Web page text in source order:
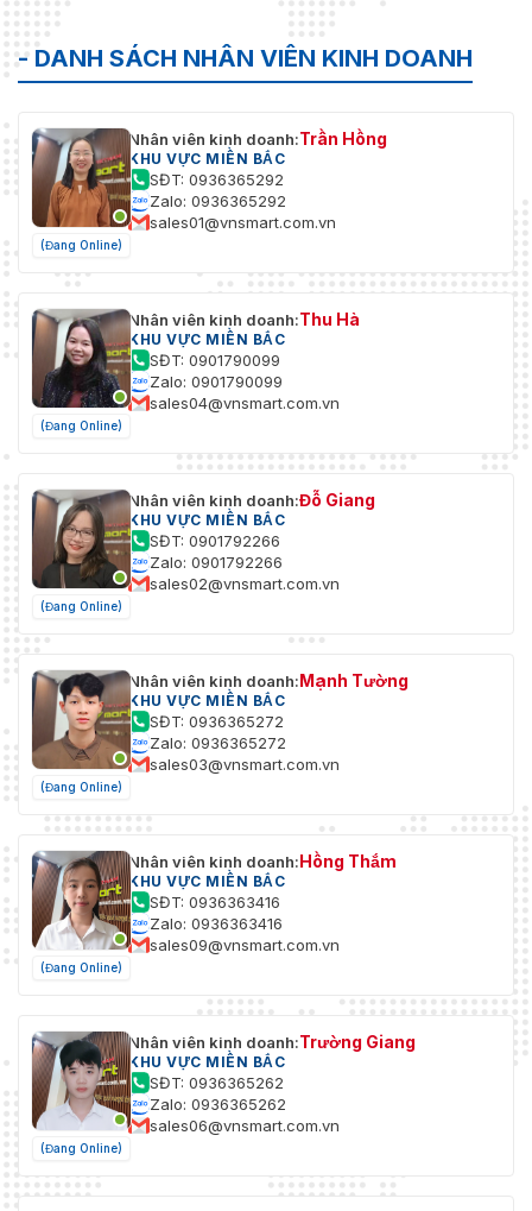
- DANH SÁCH NHÂN VIÊN KINH DOANH
(Đang Online)
Nhân viên kinh doanh:Trần Hồng
KHU VỰC MIỀN BẮC
SĐT: 0936365292
Zalo: 0936365292
sales01@vnsmart.com.vn
(Đang Online)
Nhân viên kinh doanh:Thu Hà
KHU VỰC MIỀN BẮC
SĐT: 0901790099
Zalo: 0901790099
sales04@vnsmart.com.vn
(Đang Online)
Nhân viên kinh doanh:Đỗ Giang
KHU VỰC MIỀN BẮC
SĐT: 0901792266
Zalo: 0901792266
sales02@vnsmart.com.vn
(Đang Online)
Nhân viên kinh doanh:Mạnh Tường
KHU VỰC MIỀN BẮC
SĐT: 0936365272
Zalo: 0936365272
sales03@vnsmart.com.vn
(Đang Online)
Nhân viên kinh doanh:Hồng Thắm
KHU VỰC MIỀN BẮC
SĐT: 0936363416
Zalo: 0936363416
sales09@vnsmart.com.vn
(Đang Online)
Nhân viên kinh doanh:Trường Giang
KHU VỰC MIỀN BẮC
SĐT: 0936365262
Zalo: 0936365262
sales06@vnsmart.com.vn